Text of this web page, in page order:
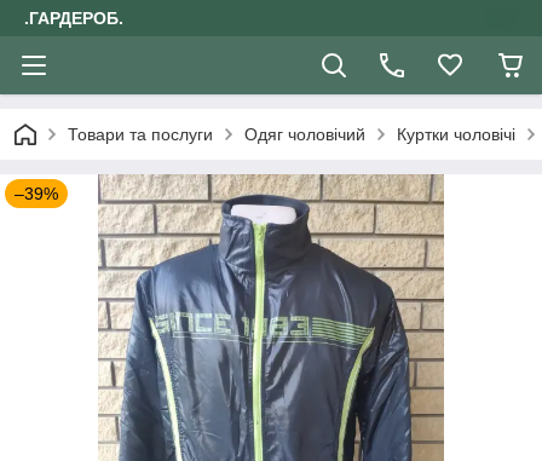
.ГАРДЕРОБ.
Товари та послуги Одяг чоловічий Куртки чоловічі
–39%